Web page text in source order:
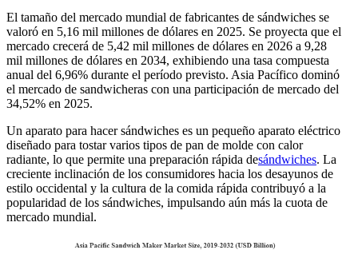
El tamaño del mercado mundial de fabricantes de sándwiches se
valoró en 5,16 mil millones de dólares en 2025. Se proyecta que el
mercado crecerá de 5,42 mil millones de dólares en 2026 a 9,28
mil millones de dólares en 2034, exhibiendo una tasa compuesta
anual del 6,96% durante el período previsto. Asia Pacífico dominó
el mercado de sandwicheras con una participación de mercado del
34,52% en 2025.
Un aparato para hacer sándwiches es un pequeño aparato eléctrico
diseñado para tostar varios tipos de pan de molde con calor
radiante, lo que permite una preparación rápida desándwiches. La
creciente inclinación de los consumidores hacia los desayunos de
estilo occidental y la cultura de la comida rápida contribuyó a la
popularidad de los sándwiches, impulsando aún más la cuota de
mercado mundial.